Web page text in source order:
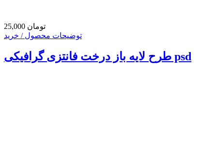
25,000 تومان
توضیحات محصول / خرید
طرح لایه باز درخت فانتزی گرافیکی psd